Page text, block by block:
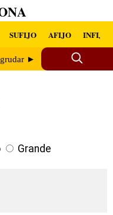
SUFIJO AFIJO INFIJO
►
Grande